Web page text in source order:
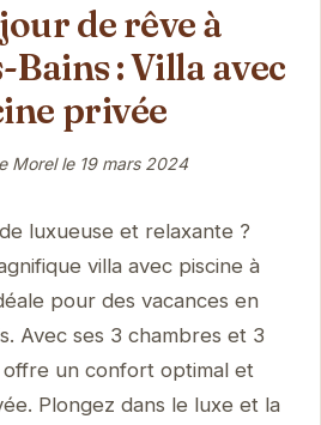
de rêve à
: Villa avec
privée
Morel le 19 mars 2024
luxueuse et relaxante ?
villa avec piscine à
pour des vacances en
Avec ses 3 chambres et 3
offre un confort optimal et
Plongez dans le luxe et la